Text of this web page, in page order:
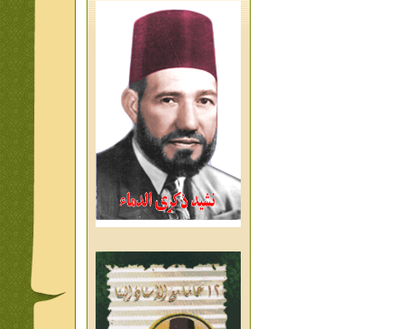
حكايات من التراث الجزء الاول
من اعلام الاخوان المسلمين
المعاصرين الجزء الثانى
ديوان شعر الاخوان فى القلب
تاليف الشيخ على متولى
تفاصيل جنازة الشهيد احمد
النيسى وعمر شاهين 1952
جمعه امين ومواقف ساعدت
الامام البنا فى تكوين شخصي
الاستاذ جمعه امين وعبقرية
الامام البنا
الشمائل المحمديه دكتور يحيى
من تراث د احمد العسال امس
واليوم والغد
من تراث د احمد العسال
العلمانية